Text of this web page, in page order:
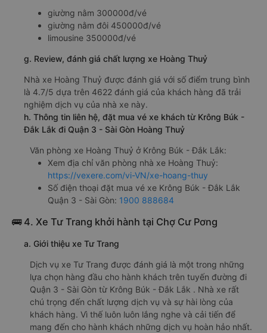
giường nằm 300000đ/vé
giường nằm đôi 450000đ/vé
limousine 350000đ/vé
g. Review, đánh giá chất lượng xe Hoàng Thuỷ
Nhà xe Hoàng Thuỷ được đánh giá với số điểm trung bình
là 4.7/5 dựa trên 4622 đánh giá của khách hàng đã trải
nghiệm dịch vụ của nhà xe này.
h. Thông tin liên hệ, đặt mua vé xe khách từ Krông Búk -
Đắk Lắk đi Quận 3 - Sài Gòn Hoàng Thuỷ
Văn phòng xe Hoàng Thuỷ ở Krông Búk - Đắk Lắk:
Xem địa chỉ văn phòng nhà xe Hoàng Thuỷ:
https://vexere.com/vi-VN/xe-hoang-thuy
Số điện thoại đặt mua vé xe Krông Búk - Đắk Lắk
Quận 3 - Sài Gòn: 1900 888684
🚌 4. Xe Tư Trang khởi hành tại Chợ Cư Pơng
a. Giới thiệu xe Tư Trang
Dịch vụ xe Tư Trang được đánh giá là một trong những
lựa chọn hàng đầu cho hành khách trên tuyến đường đi
Quận 3 - Sài Gòn từ Krông Búk - Đắk Lắk . Nhà xe rất
chú trọng đến chất lượng dịch vụ và sự hài lòng của
khách hàng. Vì thế luôn luôn lắng nghe và cải tiến để
mang đến cho hành khách những dịch vụ hoàn hảo nhất.